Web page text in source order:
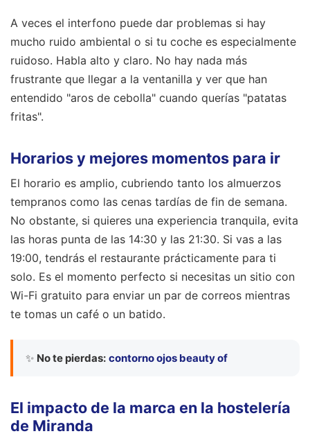
A veces el interfono puede dar problemas si hay
mucho ruido ambiental o si tu coche es especialmente
ruidoso. Habla alto y claro. No hay nada más
frustrante que llegar a la ventanilla y ver que han
entendido "aros de cebolla" cuando querías "patatas
fritas".
Horarios y mejores momentos para ir
El horario es amplio, cubriendo tanto los almuerzos
tempranos como las cenas tardías de fin de semana.
No obstante, si quieres una experiencia tranquila, evita
las horas punta de las 14:30 y las 21:30. Si vas a las
19:00, tendrás el restaurante prácticamente para ti
solo. Es el momento perfecto si necesitas un sitio con
Wi-Fi gratuito para enviar un par de correos mientras
te tomas un café o un batido.
✨ No te pierdas: contorno ojos beauty of
El impacto de la marca en la hostelería
de Miranda